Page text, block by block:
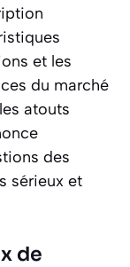
et les
du marché
atouts
des
sérieux et
de